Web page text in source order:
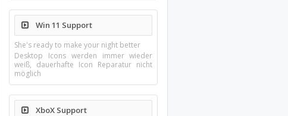
Win 11 Support
She's ready to make your night better
Desktop Icons werden immer wieder
weiß, dauerhafte Icon Reparatur nicht
möglich
XboX Support